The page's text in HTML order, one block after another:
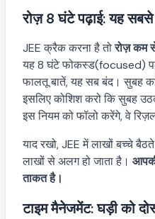
रोज़ 8 घंटे पढ़ाई: यह
JEE क्रैक करना है तोरोज़ कम
यह 8 घंटे फोकस्ड(focused)
फालतू बातें, यह सब बंद। सुबह का
इसलिए कोशिश करो कि सुबह
इस नियम को फॉलो करेंगे, वे
याद रखो, JEE में लाखों बच्चे
लाखों से अलग हो जाता है।
ताकत है।
टाइम मैनेजमेंट: घड़ी को